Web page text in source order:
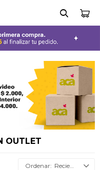
OUTLET
Recientes